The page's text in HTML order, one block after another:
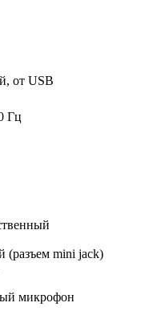
от USB
Гц
(разъем mini jack)
микрофон